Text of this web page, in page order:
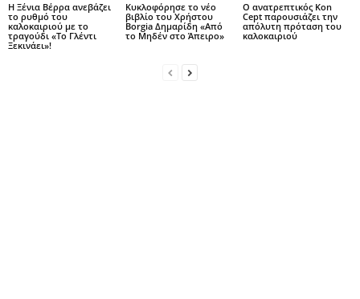
Η Ξένια Βέρρα ανεβάζει
το ρυθμό του
καλοκαιριού με το
τραγούδι «Το Γλέντι
Ξεκινάει»!
Κυκλοφόρησε το νέο
βιβλίο του Χρήστου
Borgia Δημαρίδη «Από
το Μηδέν στο Άπειρο»
Ο ανατρεπτικός Kon
Cept παρουσιάζει την
απόλυτη πρόταση του
καλοκαιριού